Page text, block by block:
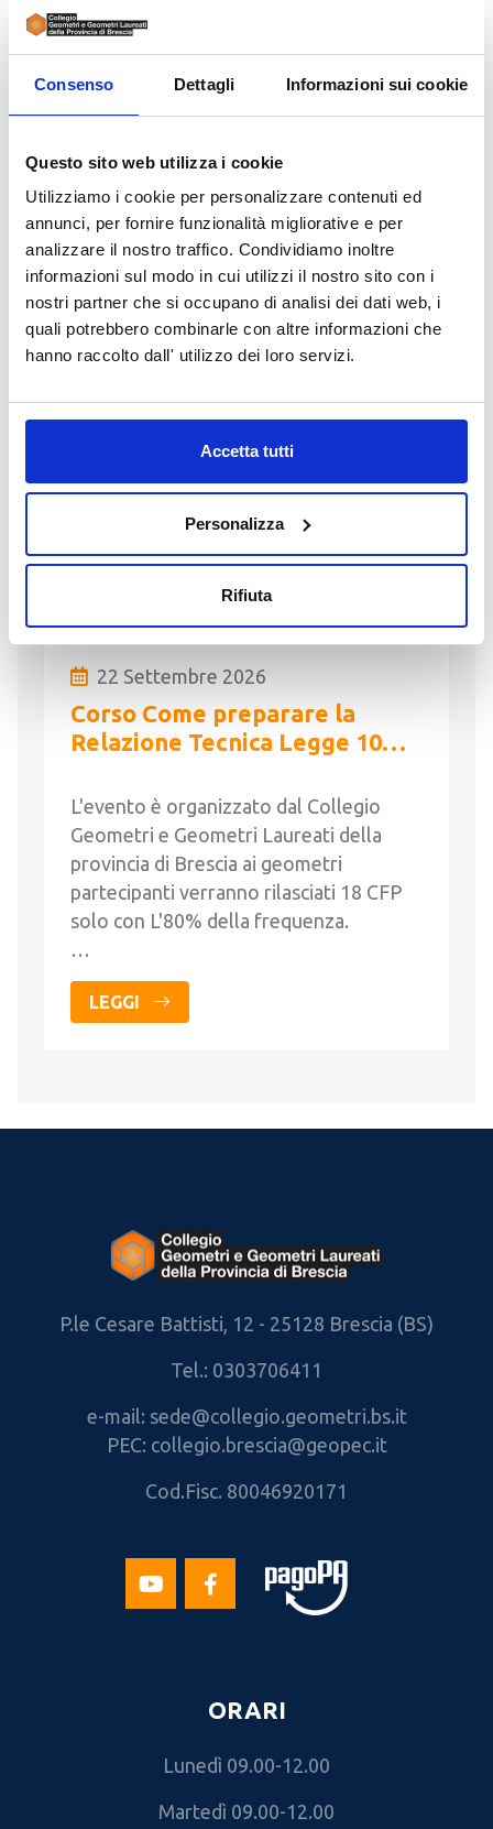
Consenso Dettagli Informazioni sui cookie
Questo sito web utilizza i cookie
Utilizziamo i cookie per personalizzare contenuti ed
annunci, per fornire funzionalità migliorative e per
analizzare il nostro traffico. Condividiamo inoltre
informazioni sul modo in cui utilizzi il nostro sito con i
nostri partner che si occupano di analisi dei dati web, i
quali potrebbero combinarle con altre informazioni che
hanno raccolto dall' utilizzo dei loro servizi.
Accetta tutti
Personalizza
Rifiuta
Conservatori della Provincia di Brescia,
LEGGI
08 Ottobre 2026
Corso Deontologico
l’ordinamento e il codice di
deontologia professionale dei
geometri
L'evento è organizzato dal Collegio
Geometri e Geometri Laureati della
provincia di Brescia ai geometri
partecipanti verranno rilasciati 2 CFP
solo con il 100% della …
22 Settembre 2026
Corso Come preparare la
Relazione Tecnica Legge 10
L'evento è organizzato dal Collegio
Geometri e Geometri Laureati della
provincia di Brescia ai geometri
partecipanti verranno rilasciati 18 CFP
solo con L'80% della frequenza.
…
LEGGI
P.le Cesare Battisti, 12 - 25128 Brescia (BS)
Tel.: 0303706411
e-mail: sede@collegio.geometri.bs.it
PEC: collegio.brescia@geopec.it
Cod.Fisc. 80046920171
ORARI
Lunedì 09.00-12.00
Martedì 09.00-12.00